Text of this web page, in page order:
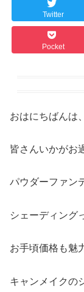
Twitter
Pocket
おはにちばんは、
皆さんいかがお
パウダーファン
シェーディング
お手頃価格も魅
キャンメイクの